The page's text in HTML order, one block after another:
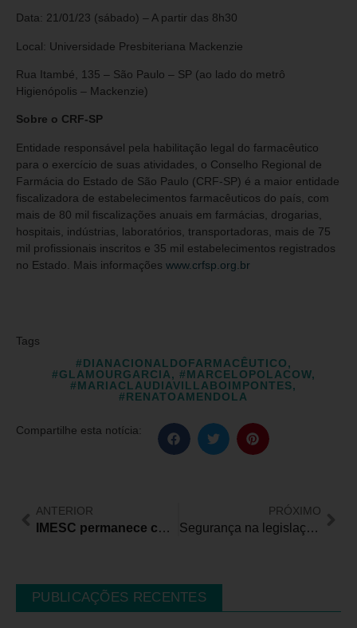
Data: 21/01/23 (sábado) – A partir das 8h30
Local: Universidade Presbiteriana Mackenzie
Rua Itambé, 135 – São Paulo – SP (ao lado do metrô
Higienópolis – Mackenzie)
Sobre o CRF-SP
Entidade responsável pela habilitação legal do farmacêutico
para o exercício de suas atividades, o Conselho Regional de
Farmácia do Estado de São Paulo (CRF-SP) é a maior entidade
fiscalizadora de estabelecimentos farmacêuticos do país, com
mais de 80 mil fiscalizações anuais em farmácias, drogarias,
hospitais, indústrias, laboratórios, transportadoras, mais de 75
mil profissionais inscritos e 35 mil estabelecimentos registrados
no Estado. Mais informações www.crfsp.org.br
Tags
#DIANACIONALDOFARMACÊUTICO,
#GLAMOURGARCIA, #MARCELOPOLACOW,
#MARIACLAUDIAVILLABOIMPONTES,
#RENATOAMENDOLA
Compartilhe esta notícia:
ANTERIOR
IMESC permanece com apenas 5 homologados com datas disponíveis para perícia para isenção do IPVA/PcD
PRÓXIMO
Segurança na legislação é fundamental para evitar retrocessos na Educação Inclusiva
PUBLICAÇÕES RECENTES